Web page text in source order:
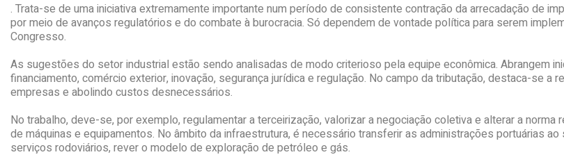
. Trata-se de uma iniciativa extremamente importante num período de consistente contração da arrecadação de
por meio de avanços regulatórios e do combate à burocracia. Só dependem de vontade política para serem
Congresso.
As sugestões do setor industrial estão sendo analisadas de modo criterioso pela equipe econômica. Abrangem
financiamento, comércio exterior, inovação, segurança jurídica e regulação. No campo da tributação, destaca-se
empresas e abolindo custos desnecessários.
No trabalho, deve-se, por exemplo, regulamentar a terceirização, valorizar a negociação coletiva e alterar a
de máquinas e equipamentos. No âmbito da infraestrutura, é necessário transferir as administrações portuárias
serviços rodoviários, rever o modelo de exploração de petróleo e gás.